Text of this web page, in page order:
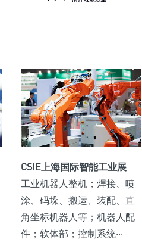
CSIE上海国际智能工业展
工业机器人整机；焊接、喷
涂、码垛、搬运、装配、直
角坐标机器人等；机器人配
件；软体部；控制系统···